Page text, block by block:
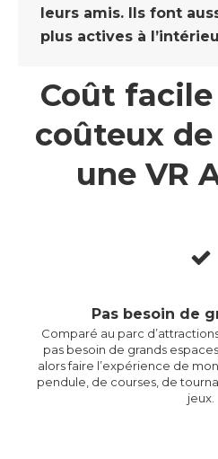
leurs amis. Ils font
plus actives à
Coût
coûteux
une VR
Pas besoin de
Comparé au parc
pas besoin de grands
alors faire l’expérience de
pendule, de courses, de
jeux.